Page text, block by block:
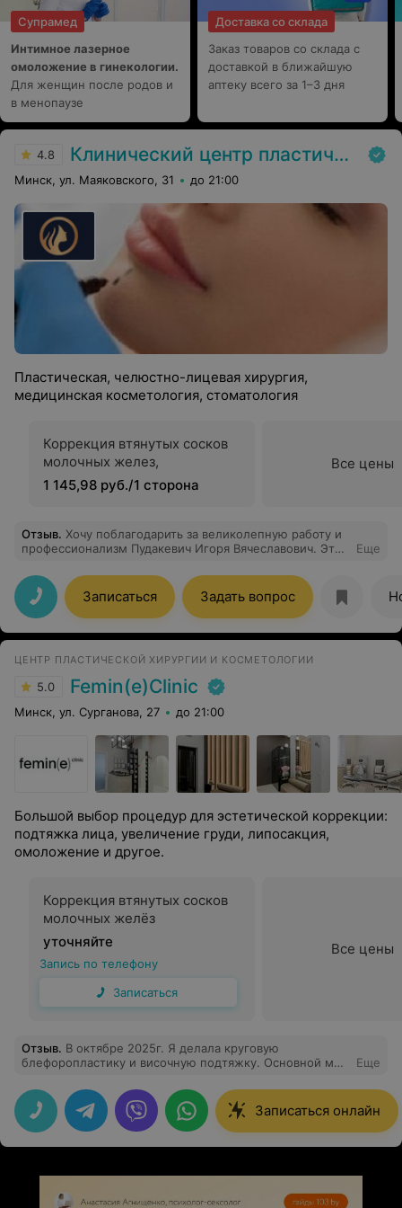
ювелирную работу. При этом, относился с чуткостью,
вниманием и добрым сердцем…что очень успокаивало
Владимировичу можно смело доверить свои проблемы
и знать, что он выполнит всё с предельной точностью,
самоотверженностью и наивысшим
профессионализмом!
Супрамед
Интимное лазерное
омоложение в гинекологии.
Для женщин после родов и
в менопаузе
Доставка со склада
Заказ товаров со склада с
доставкой в ближайшую
аптеку всего за 1–3 дня
4.8 Клинический центр пластической хирургии и медицинской косметологии
Минск, ул. Маяковского, 31 до 21:00
Пластическая, челюстно-лицевая хирургия,
медицинская косметология, стоматология
Коррекция втянутых сосков
молочных желез,
1 145,98 руб./1 сторона
Все цены
Отзыв. Хочу поблагодарить за великолепную работу и
профессионализм Пудакевич Игоря Вячеславович. Это
Еще
Записаться Задать вопрос
ЦЕНТР ПЛАСТИЧЕСКОЙ ХИРУРГИИ И КОСМЕТОЛОГИИ
5.0 Femin(e)Clinic
Минск, ул. Сурганова, 27 до 21:00
Большой выбор процедур для эстетической коррекции:
подтяжка лица, увеличение груди, липосакция,
омоложение и другое.
Коррекция втянутых сосков
молочных желёз
уточняйте
Запись по телефону
Записаться
Все цены
Отзыв. В октябре 2025г. Я делала круговую
блефоропластику и височную подтяжку. Основной мой
врача и решила доверится Игорю Вячеславовичу.
Сперва опичу сервис: 1. Очень трепетное и заботливое
отношение всего персонала клиники в первые сутки
после операции. 2. Игорь Вячеславович всегда на связи
и всегда держит все под контролем. Уже прошел
ответил или забыл пациента:). Я очень придирчивый
клиент и отдельное спасибо за терпение:) По самой
Еще
Записаться онлайн